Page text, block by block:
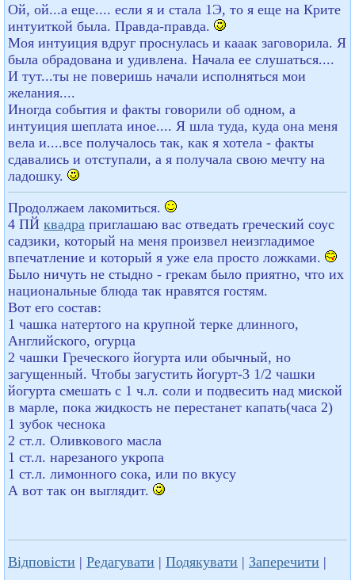
Ой, ой...а еще.... если я и стала 1Э, то я еще на Крите
интуиткой была. Правда-правда.
Моя интуиция вдруг проснулась и кааак заговорила. Я
была обрадована и удивлена. Начала ее слушаться....
И тут...ты не поверишь начали исполняться мои
желания....
Иногда события и факты говорили об одном, а
интуиция шеплата иное.... Я шла туда, куда она меня
вела и....все получалось так, как я хотела - факты
сдавались и отступали, а я получала свою мечту на
ладошку.
Продолжаем лакомиться.
4 ПЙ квадра приглашаю вас отведать греческий соус
садзики, который на меня произвел неизгладимое
впечатление и который я уже ела просто ложками.
Было ничуть не стыдно - грекам было приятно, что их
национальные блюда так нравятся гостям.
Вот его состав:
1 чашка натертого на крупной терке длинного,
Английского, огурца
2 чашки Греческого йогурта или обычный, но
загущенный. Чтобы загустить йогурт-3 1/2 чашки
йoгурта смешать с 1 ч.л. соли и подвесить над миской
в марле, пока жидкость не перестанет капать(часа 2)
1 зубок чеснока
2 ст.л. Оливкового масла
1 ст.л. нарезаного укропа
1 ст.л. лимонного сока, или по вкусу
А вот так он выглядит.
Відповісти | Редагувати | Подякувати | Заперечити |